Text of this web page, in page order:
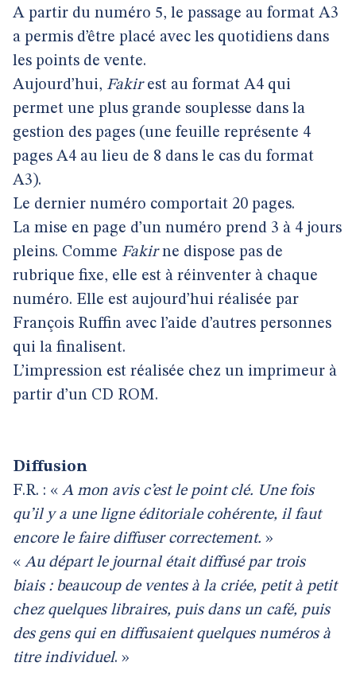
A partir du numéro 5, le passage au format A3
a permis d’être placé avec les quotidiens dans
les points de vente.
Aujourd’hui, Fakirest au format A4 qui
permet une plus grande souplesse dans la
gestion des pages (une feuille représente 4
pages A4 au lieu de 8 dans le cas du format
A3).
Le dernier numéro comportait 20 pages.
La mise en page d’un numéro prend 3 à 4 jours
pleins. Comme Fakirne dispose pas de
rubrique fixe, elle est à réinventer à chaque
numéro. Elle est aujourd’hui réalisée par
François Ruffin avec l’aide d’autres personnes
qui la finalisent.
L’impression est réalisée chez un imprimeur à
partir d’un CD ROM.
Diffusion
F.R. : « A mon avis c’est le point clé. Une fois
qu’il y a une ligne éditoriale cohérente, il faut
encore le faire diffuser correctement. »
« Au départ le journal était diffusé par trois
biais : beaucoup de ventes à la criée, petit à petit
chez quelques libraires, puis dans un café, puis
des gens qui en diffusaient quelques numéros à
titre individuel. »